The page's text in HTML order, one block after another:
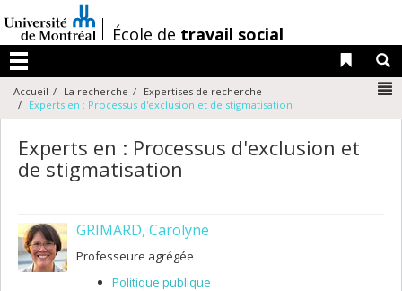
au
contenu
/École de travail social
Menu
Liens
Accueil La recherche
Expertises de recherche
Experts en : Processus d'exclusion et de stigmatisation
Experts en : Processus d'exclusion et
de stigmatisation
GRIMARD, Carolyne
Professeure agrégée
Politique publique